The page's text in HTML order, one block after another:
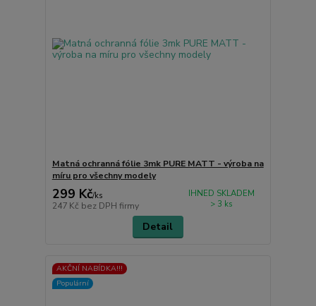
Matná ochranná fólie 3mk PURE MATT - výroba na
míru pro všechny modely
299 Kč/ks
247 Kč bez DPH firmy
IHNED SKLADEM
> 3 ks
Detail
AKČNÍ NABÍDKA!!!
Populární